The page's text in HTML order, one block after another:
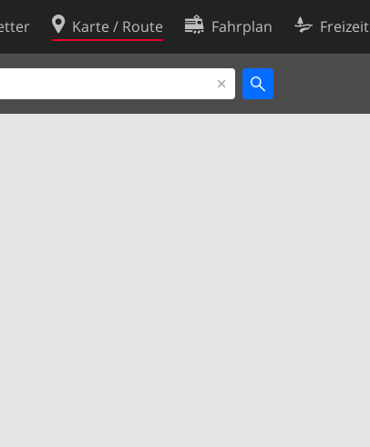
Karte / Route Fahrplan Freizeit
Cookie-Richtlinie
Cookie-Einstellungen